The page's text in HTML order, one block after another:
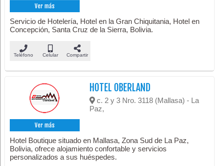
Ver más
Servicio de Hotelería, Hotel en la Gran Chiquitania, Hotel en
Concepción, Santa Cruz de la Sierra, Bolivia.
Teléfono Celular Compartir
Ver más
HOTEL OBERLAND
c. 2 y 3 Nro. 3118 (Mallasa) - La
Paz,
Hotel Boutique situado en Mallasa, Zona Sud de La Paz,
Bolivia, ofrece alojamiento confortable y servicios
personalizados a sus huéspedes.